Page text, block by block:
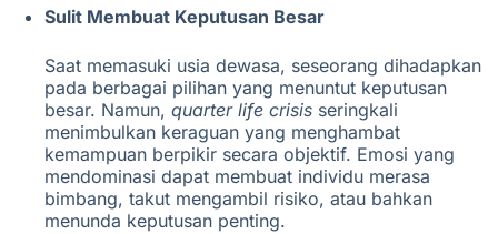
Sulit Membuat Keputusan Besar
Saat memasuki usia dewasa, seseorang dihadapkan
pada berbagai pilihan yang menuntut keputusan
besar. Namun, quarter life crisis seringkali
menimbulkan keraguan yang menghambat
kemampuan berpikir secara objektif. Emosi yang
mendominasi dapat membuat individu merasa
bimbang, takut mengambil risiko, atau bahkan
menunda keputusan penting.